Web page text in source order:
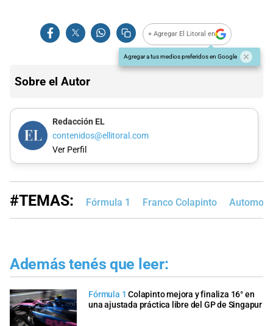
+ Agregar El Litoral en
Agregar a tus medios preferidos en Google
Sobre el Autor
Redacción EL
contenidos@ellitoral.com
Ver Perfil
#TEMAS: Fórmula 1 Franco Colapinto
Además tenés que leer:
Fórmula 1Colapinto mejora y finaliza 16° en
una ajustada práctica libre del GP de Singapur